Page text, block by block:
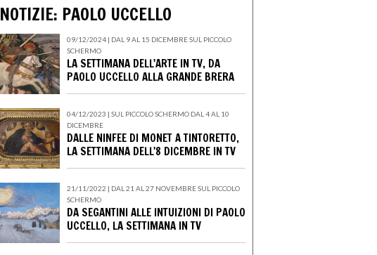
NOTIZIE: PAOLO UCCELLO
09/12/2024 | DAL 9 AL 15 DICEMBRE SUL PICCOLO
SCHERMO
LA SETTIMANA DELL'ARTE IN TV, DA
PAOLO UCCELLO ALLA GRANDE BRERA
04/12/2023 | SUL PICCOLO SCHERMO DAL 4 AL 10
DICEMBRE
DALLE NINFEE DI MONET A TINTORETTO,
LA SETTIMANA DELL'8 DICEMBRE IN TV
21/11/2022 | DAL 21 AL 27 NOVEMBRE SUL PICCOLO
SCHERMO
DA SEGANTINI ALLE INTUIZIONI DI PAOLO
UCCELLO, LA SETTIMANA IN TV